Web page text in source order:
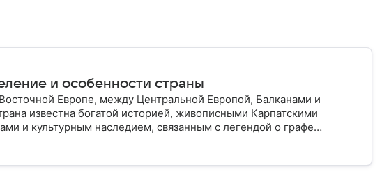
и особенности страны
Европе, между Центральной Европой, Балканами и
известна богатой историей, живописными Карпатскими
и культурным наследием, связанным с легендой о графе
об этом государстве.